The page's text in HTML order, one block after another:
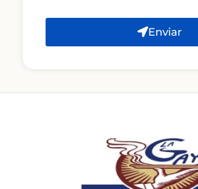
Enviar